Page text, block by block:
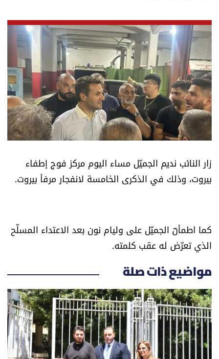
نداء اليوم
محليات
أسرار
متفرقات
نداء القرّاء
كتّابنا
آراء
اقتصاد
العالم
الصحافة الإسرائيلية
ثقافة وفنون
زار النائب نديم الجميّل مساء اليوم مركز فوج إطفاء
بيروت، وذلك في الذكرى الخامسة لانفجار مرفأ بيروت.
كما اطمأنّ الجميّل على وليام نون بعد الاعتداء المسلّح
الذي تعرّض له عقب كلمته.
مواضيع ذات صلة